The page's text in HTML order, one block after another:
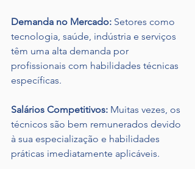
Demanda no Mercado: Setores como
tecnologia, saúde, indústria e serviços
têm uma alta demanda por
profissionais com habilidades técnicas
específicas.
Salários Competitivos: Muitas vezes, os
técnicos são bem remunerados devido
à sua especialização e habilidades
práticas imediatamente aplicáveis.